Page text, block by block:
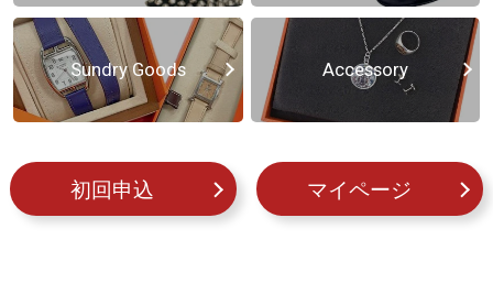
Sundry Goods Accessory
初回申込 マイページ